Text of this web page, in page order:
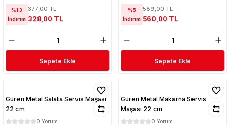
%13
İndirim
377,00 TL
328,00 TL
Sepete Ekle
%5
İndirim
589,00 TL
560,00 TL
Sepete Ekle
Güren Metal Salata Servis Maşası
22 cm
0 Yorum
Güren Metal Makarna Servis
Maşası 22 cm
0 Yorum